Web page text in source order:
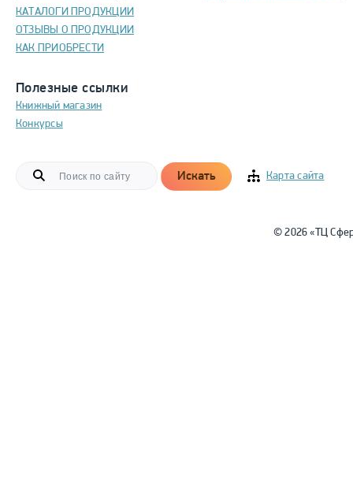
КАТАЛОГИ ПРОДУКЦИИ
ОТЗЫВЫ О ПРОДУКЦИИ
КАК ПРИОБРЕСТИ
Полезные ссылки
Книжный магазин
Конкурсы
Искать Карта сайта
© 2026 «ТЦ